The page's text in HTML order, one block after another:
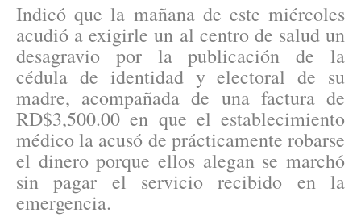
Indicó que la mañana de este miércoles
acudió a exigirle un al centro de salud un
desagravio por la publicación de la
cédula de identidad y electoral de su
madre, acompañada de una factura de
RD$3,500.00 en que el establecimiento
médico la acusó de prácticamente robarse
el dinero porque ellos alegan se marchó
sin pagar el servicio recibido en la
emergencia.